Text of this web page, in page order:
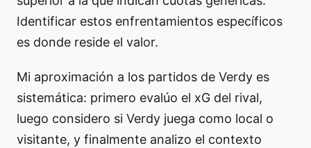
Identificar estos enfrentamientos específicos
es donde reside el valor.
Mi aproximación a los partidos de Verdy es
sistemática: primero evalúo el xG del rival,
luego considero si Verdy juega como local o
visitante, y finalmente analizo el contexto